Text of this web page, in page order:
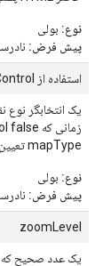
نوع: بولی
پیش فرض:
استفاده از MapTypeControl
یک انتخابگر نوع
mapType تعیین می‌شود.
نوع: بولی
پیش فرض:
zoomLevel